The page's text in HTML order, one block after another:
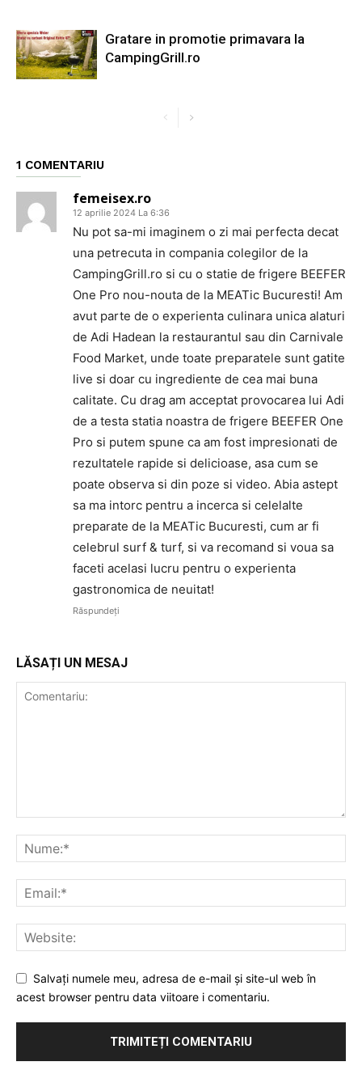
Gratare in promotie primavara la
CampingGrill.ro
1 COMENTARIU
femeisex.ro
12 aprilie 2024 La 6:36
Nu pot sa-mi imaginem o zi mai perfecta decat
una petrecuta in compania colegilor de la
CampingGrill.ro si cu o statie de frigere BEEFER
One Pro nou-nouta de la MEATic Bucuresti! Am
avut parte de o experienta culinara unica alaturi
de Adi Hadean la restaurantul sau din Carnivale
Food Market, unde toate preparatele sunt gatite
live si doar cu ingrediente de cea mai buna
calitate. Cu drag am acceptat provocarea lui Adi
de a testa statia noastra de frigere BEEFER One
Pro si putem spune ca am fost impresionati de
rezultatele rapide si delicioase, asa cum se
poate observa si din poze si video. Abia astept
sa ma intorc pentru a incerca si celelalte
preparate de la MEATic Bucuresti, cum ar fi
celebrul surf & turf, si va recomand si voua sa
faceti acelasi lucru pentru o experienta
gastronomica de neuitat!
Răspundeți
LĂSAȚI UN MESAJ
Salvați numele meu, adresa de e-mail și site-ul web în
acest browser pentru data viitoare i comentariu.